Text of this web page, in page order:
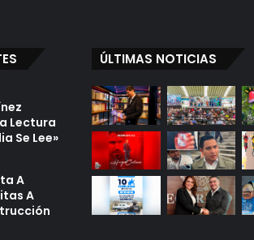
Lectura
Se Lee»
A
A
ÚLTIMAS NOTICIAS